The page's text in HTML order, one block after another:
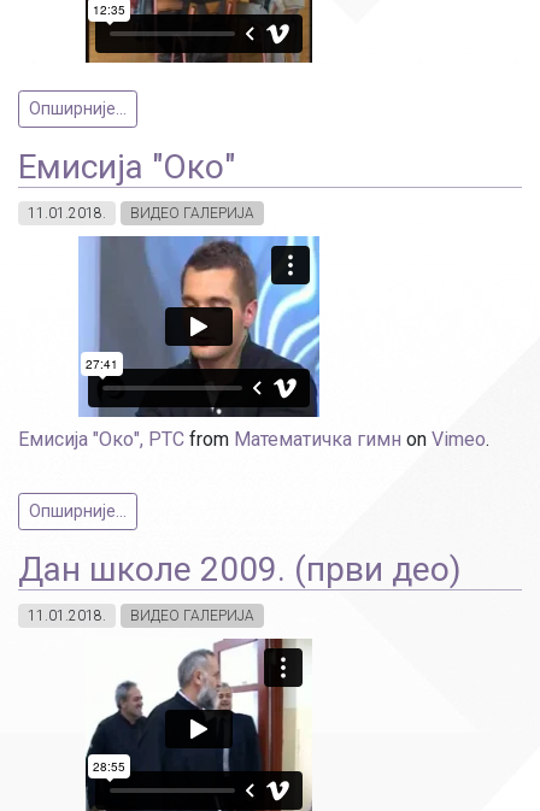
Опширније...
Емисија "Око"
11.01.2018. ВИДЕО ГАЛЕРИЈА
Емисија "Око", РТС from Математичка гимн on Vimeo.
Опширније...
Дан школе 2009. (први део)
11.01.2018. ВИДЕО ГАЛЕРИЈА